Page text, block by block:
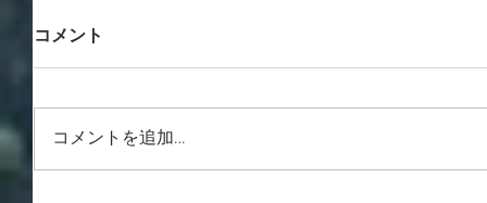
コメント
コメントを追加…